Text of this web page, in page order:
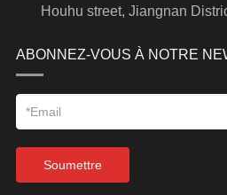
Houhu street, Jiangnan
ABONNEZ-VOUS À NOTRE
Soumettre